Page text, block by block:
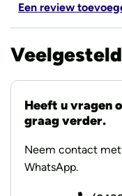
Een review
Heeft u vragen
graag verder.
Neem contact
WhatsApp.